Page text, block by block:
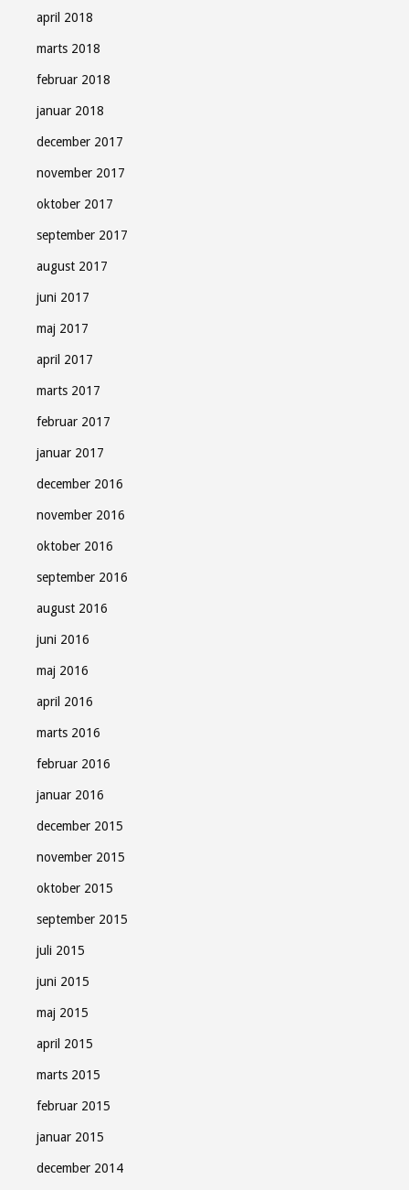
april 2018
marts 2018
februar 2018
januar 2018
december 2017
november 2017
oktober 2017
september 2017
august 2017
juni 2017
maj 2017
april 2017
marts 2017
februar 2017
januar 2017
december 2016
november 2016
oktober 2016
september 2016
august 2016
juni 2016
maj 2016
april 2016
marts 2016
februar 2016
januar 2016
december 2015
november 2015
oktober 2015
september 2015
juli 2015
juni 2015
maj 2015
april 2015
marts 2015
februar 2015
januar 2015
december 2014